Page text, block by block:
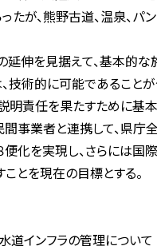
熊野古道、温泉、パン
見据えて、基本的な施
に可能であることが今
任を果たすために基本
者と連携して、県庁全
実現し、さらには国際
を現在の目標とする。
ンフラの管理について